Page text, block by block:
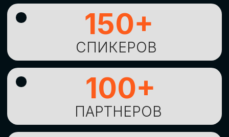
ИЗУЧЕНИЯНОВЫХ
ТЕХНОЛОГИЙИ
СТРАТЕГИЧЕСКИХ
ПОДХОДОВ К ЦИФРОВОЙ
ТРАНСФОРМАЦИИ
БИЗНЕСА